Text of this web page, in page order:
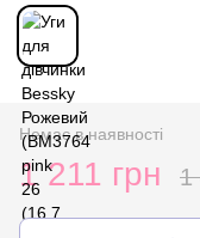
Немає в наявності
1 211 грн 1